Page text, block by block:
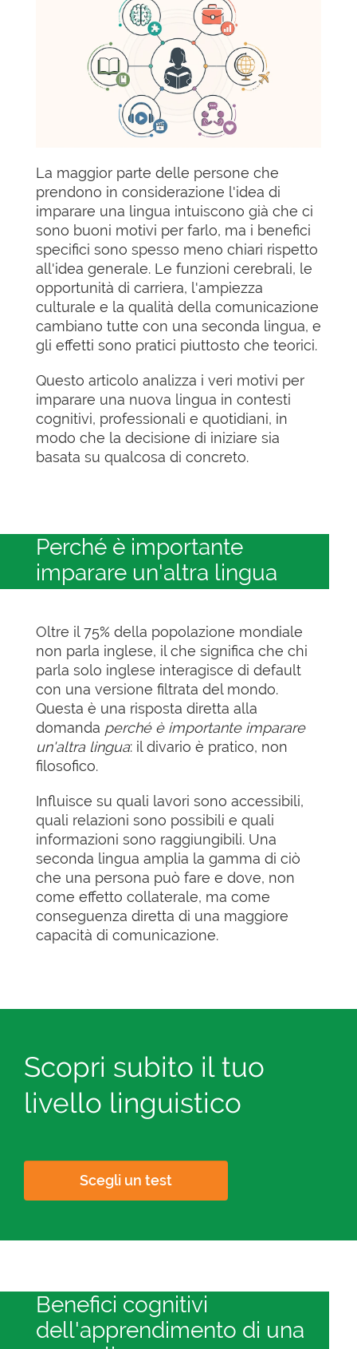
La maggior parte delle persone che
prendono in considerazione l'idea di
imparare una lingua intuiscono già che ci
sono buoni motivi per farlo, ma i benefici
specifici sono spesso meno chiari rispetto
all'idea generale. Le funzioni cerebrali, le
opportunità di carriera, l'ampiezza
culturale e la qualità della comunicazione
cambiano tutte con una seconda lingua, e
gli effetti sono pratici piuttosto che teorici.
Questo articolo analizza i veri motivi per
imparare una nuova lingua in contesti
cognitivi, professionali e quotidiani, in
modo che la decisione di iniziare sia
basata su qualcosa di concreto.
Perché è importante
imparare un'altra lingua
Oltre il 75% della popolazione mondiale
non parla inglese, il che significa che chi
parla solo inglese interagisce di default
con una versione filtrata del mondo.
Questa è una risposta diretta alla
domanda perché è importante imparare
un'altra lingua: il divario è pratico, non
filosofico.
Influisce su quali lavori sono accessibili,
quali relazioni sono possibili e quali
informazioni sono raggiungibili. Una
seconda lingua amplia la gamma di ciò
che una persona può fare e dove, non
come effetto collaterale, ma come
conseguenza diretta di una maggiore
capacità di comunicazione.
Scopri subito il tuo
livello linguistico
Scegli un test
Benefici cognitivi
dell'apprendimento di una